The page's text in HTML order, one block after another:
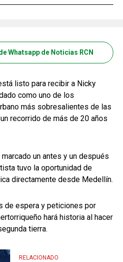
Whatsapp de Noticias RCN
listo para recibir a Nicky
como uno de los
más sobresalientes de las
recorrido de más de 20 años
un antes y un después
tuvo la oportunidad de
directamente desde Medellín.
de espera y peticiones por
hará historia al hacer
tierra.
RELACIONADO